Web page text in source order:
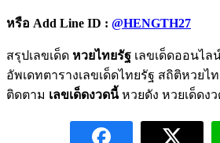
หรือ Add Line ID : @HENGTH27
สรุปเลขเด็ด หวยไทยรัฐ เลขเด็ดออนไ
อัพเดทตารางเลขเด็ดไทยรัฐ สถิติหวยไ
ติดตาม เลขเด็ดงวดนี้หวยดัง หวยเด็ดง